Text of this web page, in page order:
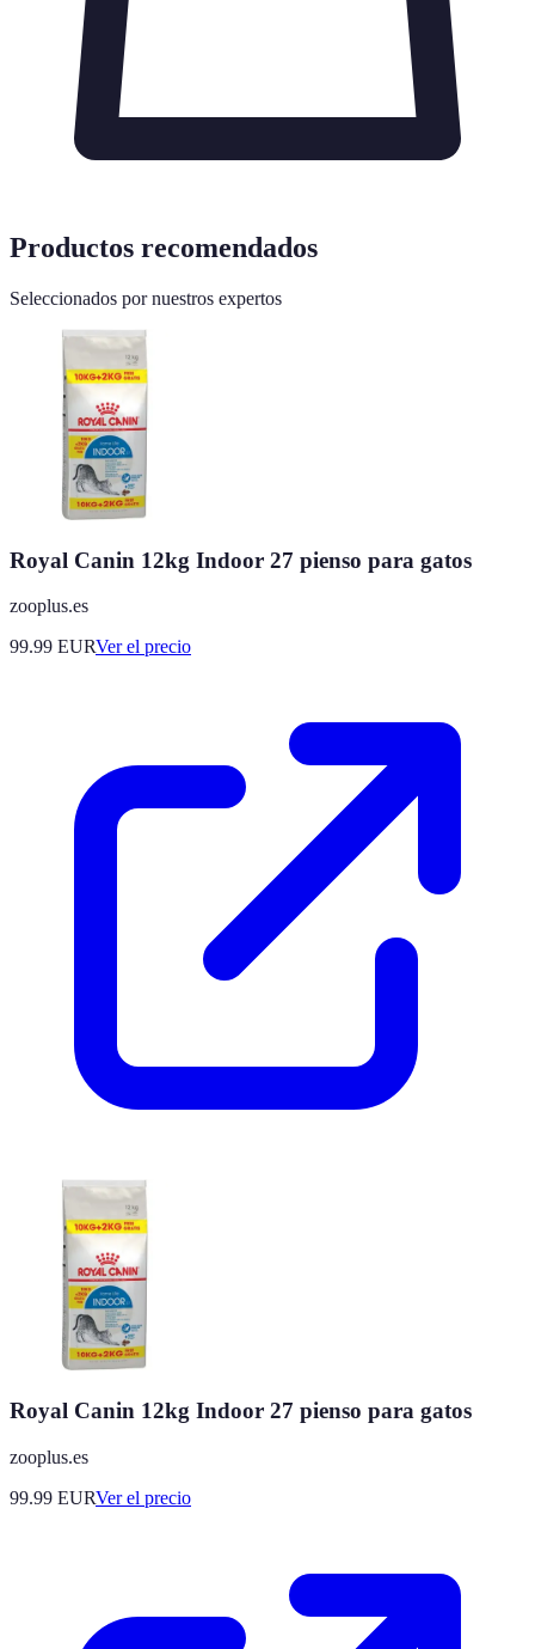
Productos recomendados
Seleccionados por nuestros expertos
Royal Canin 12kg Indoor 27 pienso para gatos
zooplus.es
99.99 EURVer el precio
Royal Canin 12kg Indoor 27 pienso para gatos
zooplus.es
99.99 EURVer el precio